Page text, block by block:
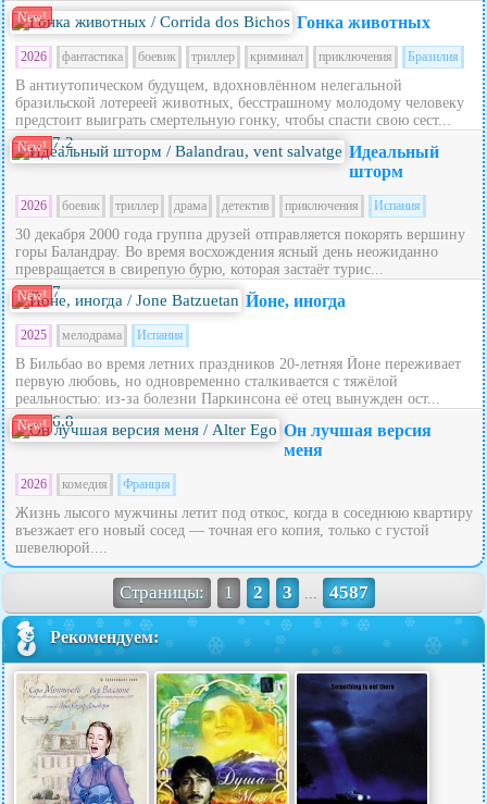
New! Гонка животных
2026 фантастика боевик триллер криминал приключения Бразилия
В антиутопическом будущем, вдохновлённом нелегальной
бразильской лотереей животных, бесстрашному молодому человеку
предстоит выиграть смертельную гонку, чтобы спасти свою сест...
New! 7.2
Идеальный
шторм
2026 боевик триллер драма детектив приключения Испания
30 декабря 2000 года группа друзей отправляется покорять вершину
горы Баландрау. Во время восхождения ясный день неожиданно
превращается в свирепую бурю, которая застаёт турис...
New! 7 Йоне, иногда
2025 мелодрама Испания
В Бильбао во время летних праздников 20‑летняя Йоне переживает
первую любовь, но одновременно сталкивается с тяжёлой
реальностью: из‑за болезни Паркинсона её отец вынужден ост...
New! 6.8
Он лучшая версия
меня
2026 комедия Франция
Жизнь лысого мужчины летит под откос, когда в соседнюю квартиру
въезжает его новый сосед — точная его копия, только с густой
шевелюрой....
Страницы: 1 2 3 ... 4587
Рекомендуем: